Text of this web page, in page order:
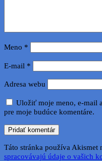
Meno *
E-mail *
Adresa webu
Uložiť moje meno, e-mail
pre moje budúce komentáre.
Táto stránka používa Akismet
spracovávajú údaje o vašich